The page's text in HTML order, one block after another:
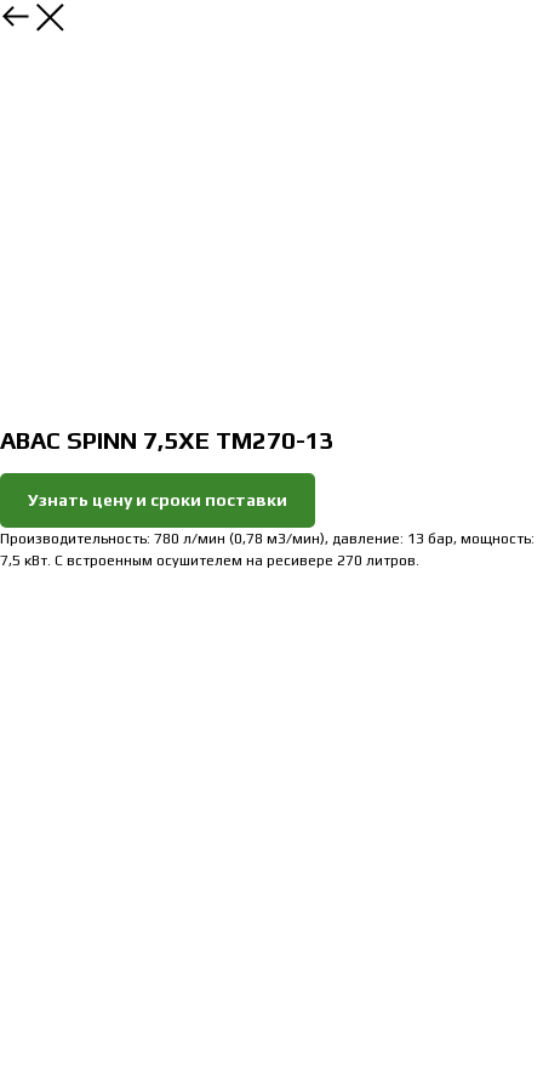
Закрыть
ABAC SPINN 7,5XE TM270-13
Узнать цену и сроки поставки
Производительность: 780 л/мин (0,78 м3/мин), давление: 13 бар, мощность:
7,5 кВт. С встроенным осушителем на ресивере 270 литров.